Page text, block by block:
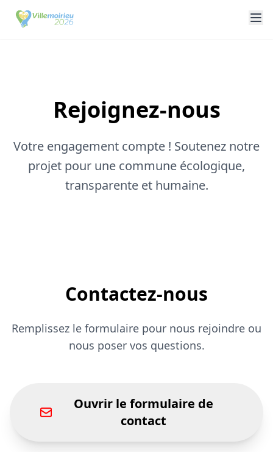
Rejoignez-nous
Votre engagement compte ! Soutenez notre
projet pour une commune écologique,
transparente et humaine.
Contactez-nous
Remplissez le formulaire pour nous rejoindre ou
nous poser vos questions.
Ouvrir le formulaire de
contact